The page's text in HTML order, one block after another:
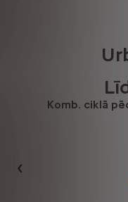
Komb. ciklā
Iepriekšējais